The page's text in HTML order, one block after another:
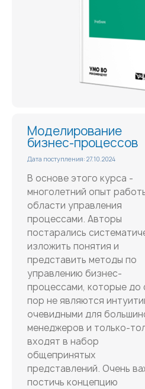
Моделирование
бизнес-процессов
Дата поступления: 27.10.2024
В основе этого курса -
многолетний опыт
области управления
процессами. Авторы
постарались
изложить понятия и
представить методы по
управлению бизнес-
процессами, которые до
пор не являются
очевидными для
менеджеров и только-
входят в набор
общепринятых
представлений. Очень
постичь концепцию